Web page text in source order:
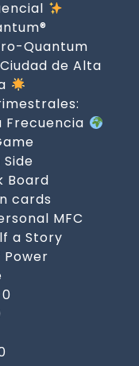
Quantum
de Alta
Frecuencia
Side
Board
cards
MFC
a Story
Power